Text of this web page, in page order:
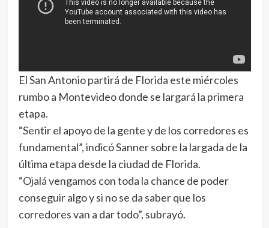
El San Antonio partirá de Florida este miércoles
rumbo a Montevideo donde se largará la primera
etapa.
“Sentir el apoyo de la gente y de los corredores es
fundamental”, indicó Sanner sobre la largada de la
última etapa desde la ciudad de Florida.
“Ojalá vengamos con toda la chance de poder
conseguir algo y si no se da saber que los
corredores van a dar todo”, subrayó.